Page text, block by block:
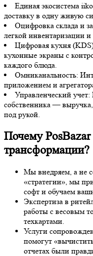
Единая экосистема
доставку в одну живую
Оцифровка склада и
легкой инвентаризации и
Цифровая кухня
кухонные экраны с
каждого блюда.
Омниканальность:
приложением и
Управленческий
собственника —
под рукой.
Почему
трансформации?
Мы внедряем, а не
«стратегии», мы
софт и обучаем
Экспертиза в
работы с весовым
техкартами.
Услуги
помогут
отчетах были